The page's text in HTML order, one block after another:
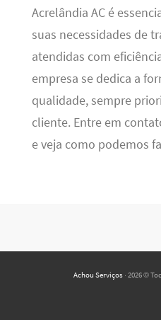
Acrelândia AC é
suas necessidades de
atendidas com
empresa se dedica a
qualidade, sempre
cliente. Entre em
e veja como podemos
Achou Serviços· 2026 ©